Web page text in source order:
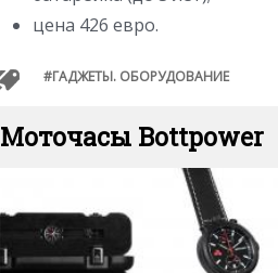
цена 426 евро.
ГАДЖЕТЫ. ОБОРУДОВАНИЕ
Моточасы Bottpower